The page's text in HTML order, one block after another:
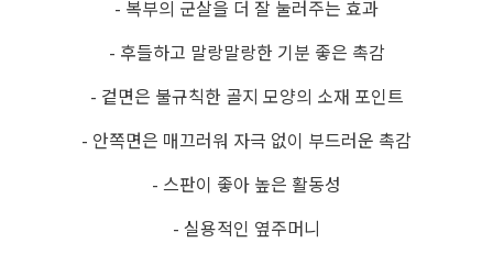
- 복부의 군살을 더 잘 눌러주는 효과
- 후들하고 말랑말랑한 기분 좋은 촉감
- 겉면은 불규칙한 골지 모양의 소재 포인트
- 안쪽면은 매끄러워 자극 없이 부드러운 촉감
- 스판이 좋아 높은 활동성
- 실용적인 옆주머니